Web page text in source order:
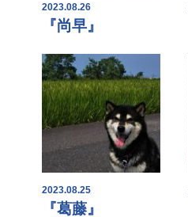
2023.08.26
『尚早』
2023.08.25
『葛藤』